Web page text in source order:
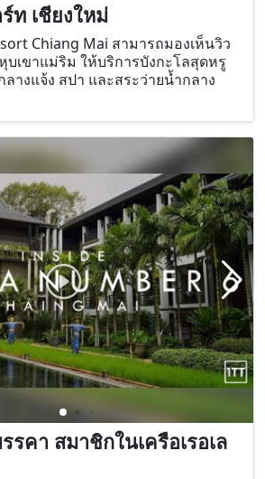
ท เชียงใหม่
Chiang Mai สามารถมองเห็นวิว
บเขาแม่ริม ให้บริการบังกะโลสุดหรู
างแจ้ง สปา และสระว่ายน้ำกลาง
รคา สมาชิกในเครือเรอเล